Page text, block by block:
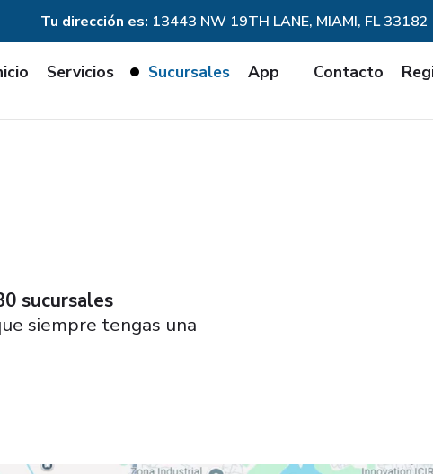
Tu dirección es: 13443 NW 19TH LANE, MIAMI, FL 33182
Servicios Sucursales App Contacto
sucursales
siempre tengas una